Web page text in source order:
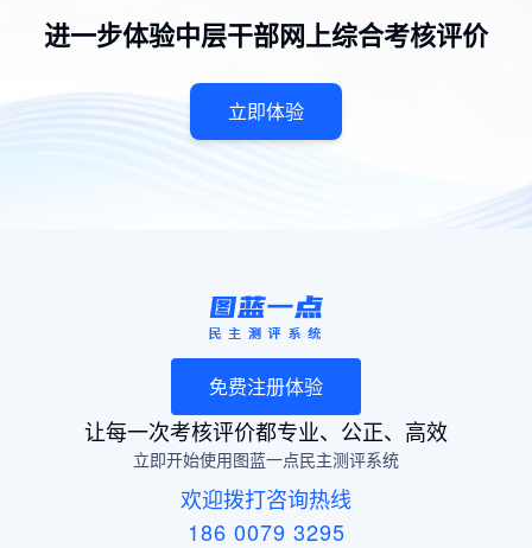
进一步体验中层干部网上综合考核评价
立即体验
免费注册体验
让每一次考核评价都专业、公正、高效
立即开始使用图蓝一点民主测评系统
欢迎拨打咨询热线
186 0079 3295